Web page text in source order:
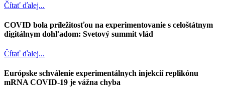
Čítať ďalej...
COVID bola príležitosťou na experimentovanie s celoštátnym
digitálnym dohľadom: Svetový summit vlád
Čítať ďalej...
Európske schválenie experimentálnych injekcií replikónu
mRNA COVID-19 je vážna chyba